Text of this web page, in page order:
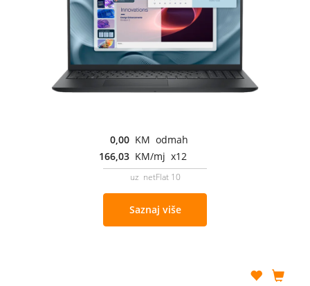
0,00 KM odmah
166,03 KM/mj x12
uz netFlat 10
Saznaj više